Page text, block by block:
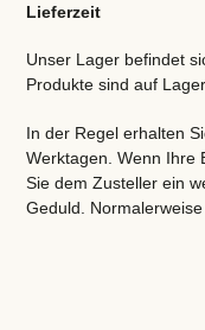
Lieferzeit
Unser Lager befindet
Produkte sind auf
In der Regel erhalten
Werktagen. Wenn Ihre
Sie dem Zusteller ein
Geduld.